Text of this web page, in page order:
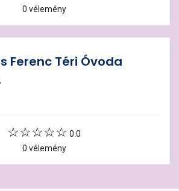
0 vélemény
Ferenc Téri Óvoda
0.0
0 vélemény